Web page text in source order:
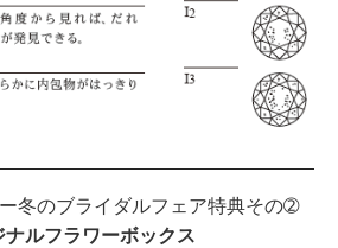
冬のブライダルフェア特典その➁
ナルフラワーボックス